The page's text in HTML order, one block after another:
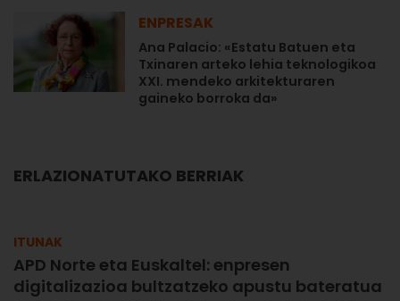
ENPRESAK
Ana Palacio: «Estatu Batuen eta
Txinaren arteko lehia teknologikoa
XXI. mendeko arkitekturaren
gaineko borroka da»
ERLAZIONATUTAKO BERRIAK
ITUNAK
APD Norte eta Euskaltel: enpresen
digitalizazioa bultzatzeko apustu bateratua